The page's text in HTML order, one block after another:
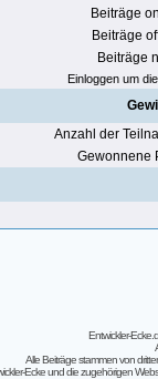
Beiträge
Beiträge
Beiträge
Einloggen um
Anzahl der
Gewonnene
Entwickler-
Alle Beiträge stammen von
Ecke und die zugehörigen